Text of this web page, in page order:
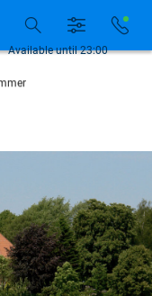
ugen
ugen
Available until 23:00